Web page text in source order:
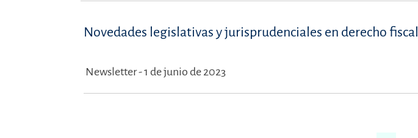
Novedades legislativas y jurisprudenciales en derecho fiscal
Newsletter - 1 de junio de 2023